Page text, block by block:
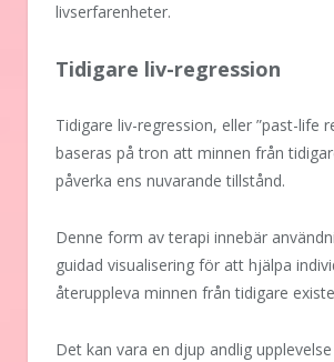
livserfarenheter.
Tidigare liv-regression
Tidigare liv-regression, eller ”past-life
baseras på tron att minnen från
påverka ens nuvarande tillstånd.
Denne form av terapi innebär
guidad visualisering för att hjälpa
återuppleva minnen från tidigare
Det kan vara en djup andlig